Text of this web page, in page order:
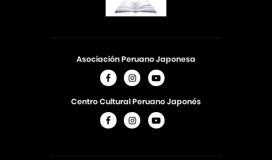
Asociación Peruano Japonesa
Centro Cultural Peruano Japonés